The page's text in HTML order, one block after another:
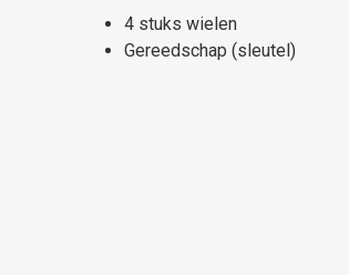
4 stuks wielen
Gereedschap (sleutel)